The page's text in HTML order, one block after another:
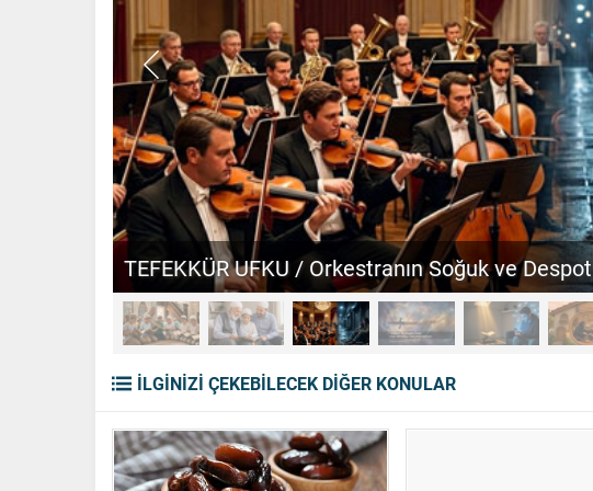
TEFEKKÜR UFKU / Orkestranın Soğuk ve
İLGİNİZİ ÇEKEBİLECEK DİĞER KONULAR